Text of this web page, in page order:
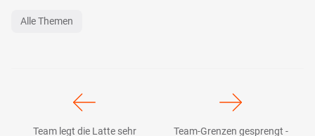
Alle Themen
Team legt die Latte sehr
Team-Grenzen gesprengt -